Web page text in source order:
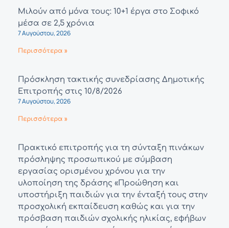
Μιλούν από μόνα τους: 10+1 έργα στο Σοφικό
μέσα σε 2,5 χρόνια
7 Αυγούστου, 2026
Περισσότερα »
Πρόσκληση τακτικής συνεδρίασης Δημοτικής
Επιτροπής στις 10/8/2026
7 Αυγούστου, 2026
Περισσότερα »
Πρακτικό επιτροπής για τη σύνταξη πινάκων
πρόσληψης προσωπικού με σύμβαση
εργασίας ορισμένου χρόνου για την
υλοποίηση της δράσης «Προώθηση και
υποστήριξη παιδιών για την ένταξή τους στην
προσχολική εκπαίδευση καθώς και για την
πρόσβαση παιδιών σχολικής ηλικίας, εφήβων